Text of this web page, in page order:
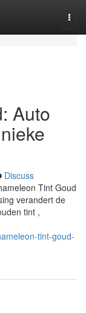
Auto
Discuss
Tint Goud
verandert de
tint ,
tint-goud-